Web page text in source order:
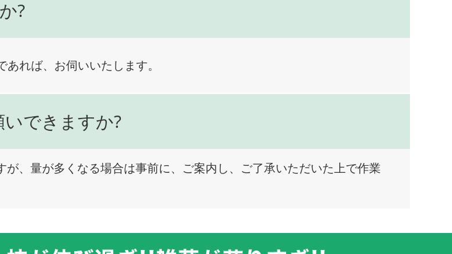
?
れば、お伺いいたします。
できますか?
、量が多くなる場合は事前に、ご案内し、ご了承いただいた上で作業